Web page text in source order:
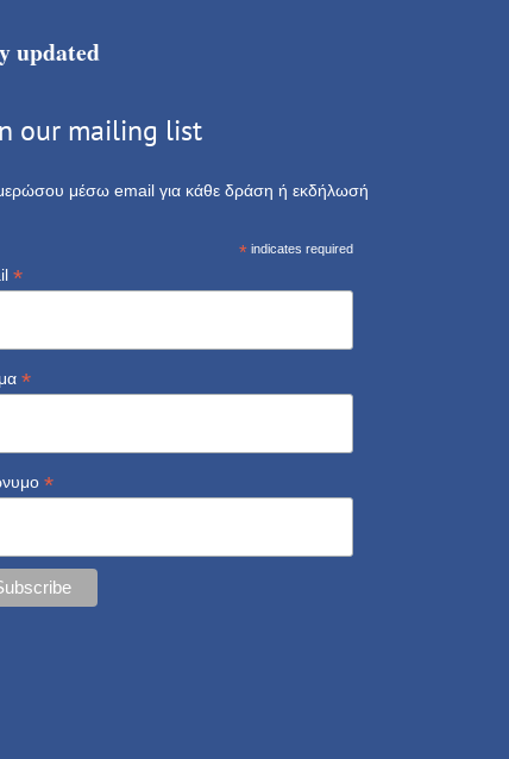
updated
our mailing list
μέσω email για κάθε δράση ή εκδήλωσή
* indicates required
*
*
*